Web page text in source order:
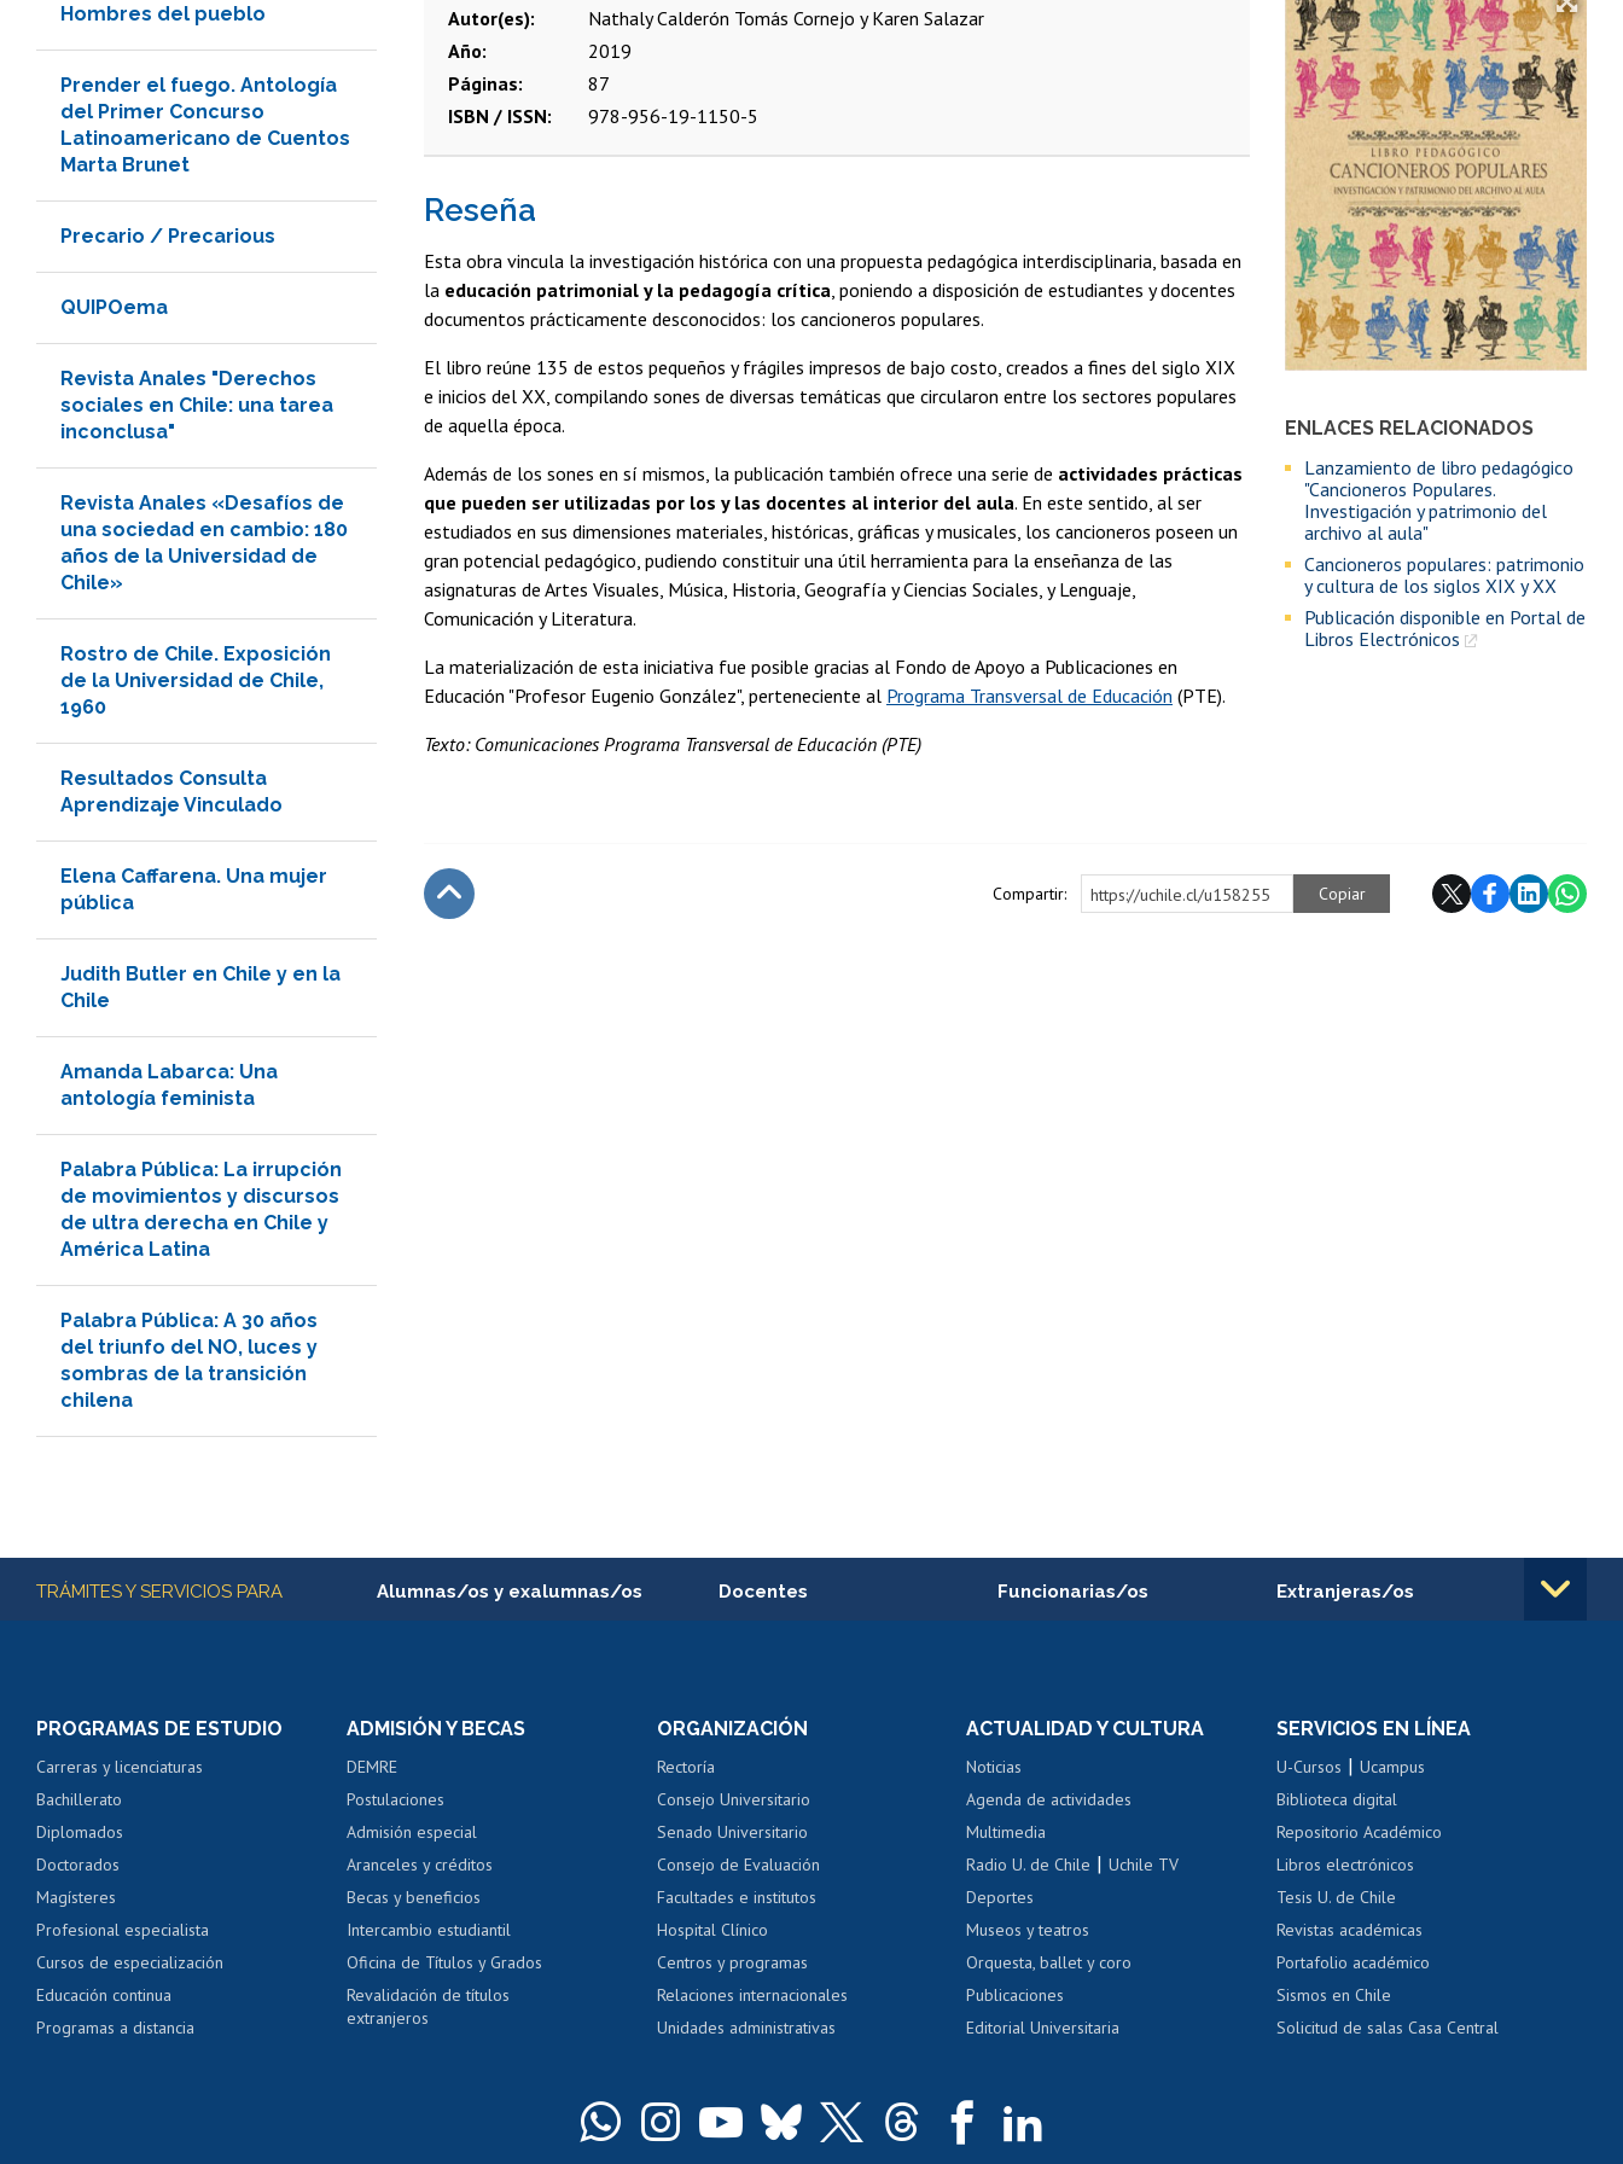
Hombres del pueblo
Prender el fuego. Antología
del Primer Concurso
Latinoamericano de Cuentos
Marta Brunet
Precario / Precarious
QUIPOema
Revista Anales "Derechos
sociales en Chile: una tarea
inconclusa"
Revista Anales «Desafíos de
una sociedad en cambio: 180
años de la Universidad de
Chile»
Rostro de Chile. Exposición
de la Universidad de Chile,
1960
Resultados Consulta
Aprendizaje Vinculado
Elena Caffarena. Una mujer
pública
Judith Butler en Chile y en la
Chile
Amanda Labarca: Una
antología feminista
Palabra Pública: La irrupción
de movimientos y discursos
de ultra derecha en Chile y
América Latina
Palabra Pública: A 30 años
del triunfo del NO, luces y
sombras de la transición
chilena
ENLACES RELACIONADOS
Lanzamiento de libro pedagógico
"Cancioneros Populares.
Investigación y patrimonio del
archivo al aula"
Cancioneros populares: patrimonio
y cultura de los siglos XIX y XX
Publicación disponible en Portal de
Libros Electrónicos
Autor(es) Nathaly Calderón Tomás Cornejo y Karen Salazar
Año
2019
Páginas
87
ISBN / ISSN
978-956-19-1150-5
Reseña
Esta obra vincula la investigación histórica con una propuesta pedagógica interdisciplinaria, basada en
la educación patrimonial y la pedagogía crítica, poniendo a disposición de estudiantes y docentes
documentos prácticamente desconocidos: los cancioneros populares.
El libro reúne 135 de estos pequeños y frágiles impresos de bajo costo, creados a fines del siglo XIX
e inicios del XX, compilando sones de diversas temáticas que circularon entre los sectores populares
de aquella época.
Además de los sones en sí mismos, la publicación también ofrece una serie de actividades prácticas
que pueden ser utilizadas por los y las docentes al interior del aula. En este sentido, al ser
estudiados en sus dimensiones materiales, históricas, gráficas y musicales, los cancioneros poseen un
gran potencial pedagógico, pudiendo constituir una útil herramienta para la enseñanza de las
asignaturas de Artes Visuales, Música, Historia, Geografía y Ciencias Sociales, y Lenguaje,
Comunicación y Literatura.
La materialización de esta iniciativa fue posible gracias al Fondo de Apoyo a Publicaciones en
Educación "Profesor Eugenio González", perteneciente al Programa Transversal de Educación (PTE).
Texto: Comunicaciones Programa Transversal de Educación (PTE)
Compartir: https://uchile.cl/u158255 Copiar
Más información
TRÁMITES Y SERVICIOS PARA Alumnas/os y exalumnas/os
Servicio médico y dental
Pago de arancel y crédito alumnos
Pago de arancel y crédito exalumnos
Certificado de títulos y grados
Docentes
Perfeccionamiento
Evaluación docente
Calificación académica
Postulación al AUCAI
Funcionarias/os
Portal de movilidad interna
Certificado de renta
Certificado de renta
Extranjeras/os
Cursos de español
Mi Uchile Ayuda tecnológica Tarjeta TUI Acoso laboral, sexual y violencia Denuncias administrativas
PROGRAMAS DE ESTUDIO
Carreras y licenciaturas
Bachillerato
Diplomados
Doctorados
Magísteres
Profesional especialista
Cursos de especialización
Educación continua
Programas a distancia
ADMISIÓN Y BECAS
DEMRE
Postulaciones
Admisión especial
Aranceles y créditos
Becas y beneficios
Intercambio estudiantil
Oficina de Títulos y Grados
Revalidación de títulos
extranjeros
ORGANIZACIÓN
Rectoría
Consejo Universitario
Senado Universitario
Consejo de Evaluación
Facultades e institutos
Hospital Clínico
Centros y programas
Relaciones internacionales
Unidades administrativas
ACTUALIDAD Y CULTURA
Noticias
Agenda de actividades
Multimedia
Radio U. de Chile |Uchile TV
Deportes
Museos y teatros
Orquesta, ballet y coro
Publicaciones
Editorial Universitaria
SERVICIOS EN LÍNEA
U-Cursos |Ucampus
Biblioteca digital
Repositorio Académico
Libros electrónicos
Tesis U. de Chile
Revistas académicas
Portafolio académico
Sismos en Chile
Solicitud de salas Casa Central